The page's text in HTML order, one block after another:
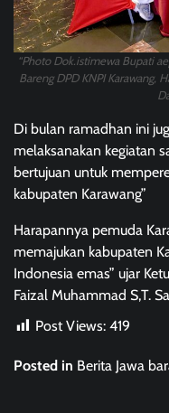
“Photo Dok.istimewa Bupati
Bareng DPD KNPI Karawang,
Di bulan ramadhan ini
melaksanakan kegiatan
bertujuan untuk
kabupaten Karawang”
Harapannya pemuda
memajukan kabupaten
Indonesia emas” ujar
Faizal Muhammad S,T.
Post Views: 419
Posted in Berita Jawa